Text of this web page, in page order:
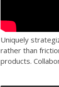
Uniquely
rather than
products.